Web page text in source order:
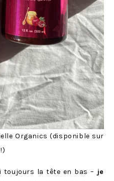
Organics (disponible sur
toujours la tête en bas – je